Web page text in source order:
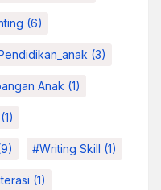
(6)
(3)
Anak (1)
(1)
#Writing Skill (1)
(1)